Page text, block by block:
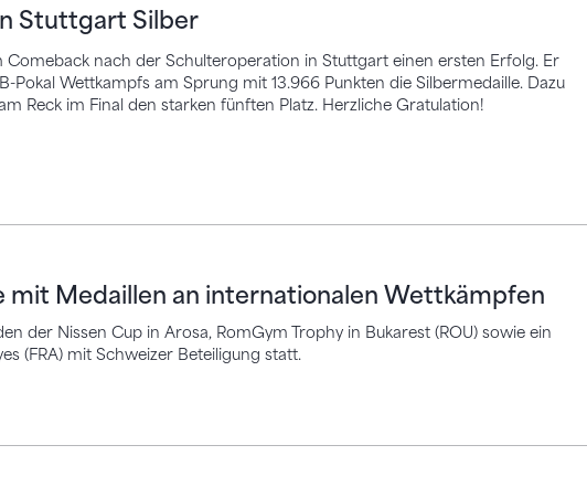
Stuttgart Silber
Comeback nach der Schulteroperation in Stuttgart einen ersten Erfolg. Er
Pokal Wettkampfs am Sprung mit 13.966 Punkten die Silbermedaille. Dazu
Reck im Final den starken fünften Platz. Herzliche Gratulation!
mit Medaillen an internationalen Wettkämpfen
der Nissen Cup in Arosa, RomGym Trophy in Bukarest (ROU) sowie ein
(FRA) mit Schweizer Beteiligung statt.
Medaillen an internationalen Wettkämpfen